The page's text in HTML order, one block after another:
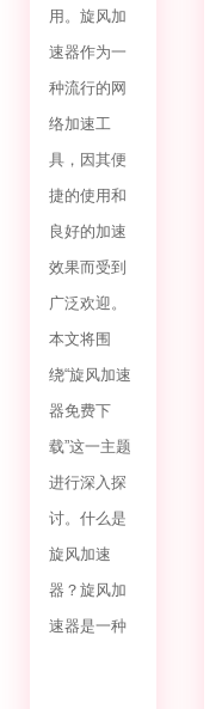
用。旋风加
速器作为一
种流行的网
络加速工
具，因其便
捷的使用和
良好的加速
效果而受到
广泛欢迎。
本文将围
绕“旋风加速
器免费下
载”这一主题
进行深入探
讨。什么是
旋风加速
器？旋风加
速器是一种